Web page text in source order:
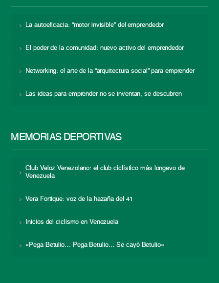
La autoeficacia: “motor invisible” del emprendedor
El poder de la comunidad: nuevo activo del emprendedor
Networking: el arte de la “arquitectura social” para emprender
Las ideas para emprender no se inventan, se descubren
MEMORIAS DEPORTIVAS
Club Veloz Venezolano: el club ciclístico más longevo de
Venezuela
Vera Fortique: voz de la hazaña del 41
Inicios del ciclismo en Venezuela
«Pega Betulio… Pega Betulio… Se cayó Betulio»